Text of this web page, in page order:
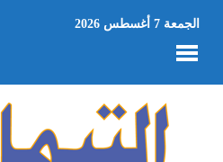
الجمعة 7 أغسطس 2026